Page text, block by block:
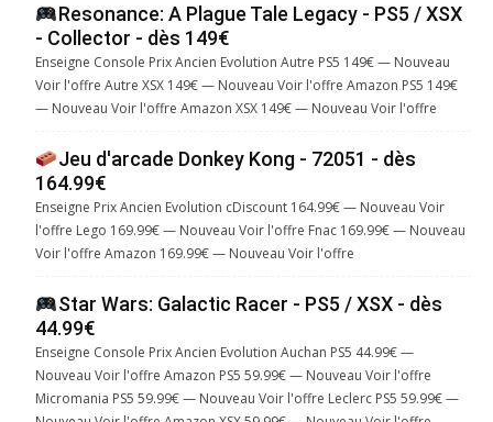
Resonance: A Plague Tale Legacy - PS5 / XSX
- Collector - dès 149€
Enseigne Console Prix Ancien Evolution Autre PS5 149€ — Nouveau
Voir l'offre Autre XSX 149€ — Nouveau Voir l'offre Amazon PS5 149€
— Nouveau Voir l'offre Amazon XSX 149€ — Nouveau Voir l'offre
Jeu d'arcade Donkey Kong - 72051 - dès
164.99€
Enseigne Prix Ancien Evolution cDiscount 164.99€ — Nouveau Voir
l'offre Lego 169.99€ — Nouveau Voir l'offre Fnac 169.99€ — Nouveau
Voir l'offre Amazon 169.99€ — Nouveau Voir l'offre
Star Wars: Galactic Racer - PS5 / XSX - dès
44.99€
Enseigne Console Prix Ancien Evolution Auchan PS5 44.99€ —
Nouveau Voir l'offre Amazon PS5 59.99€ — Nouveau Voir l'offre
Micromania PS5 59.99€ — Nouveau Voir l'offre Leclerc PS5 59.99€ —